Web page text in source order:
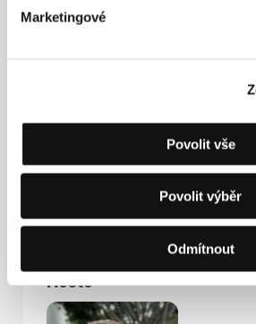
Marketingové
Povolit vše
Povolit výběr
Odmítnout
Spojené království
info@parkcircus.com